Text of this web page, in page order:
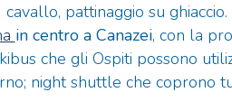
cavallo, pattinaggio su ghiaccio.
in centro a Canazei, con la
che gli Ospiti possono
night shuttle che coprono